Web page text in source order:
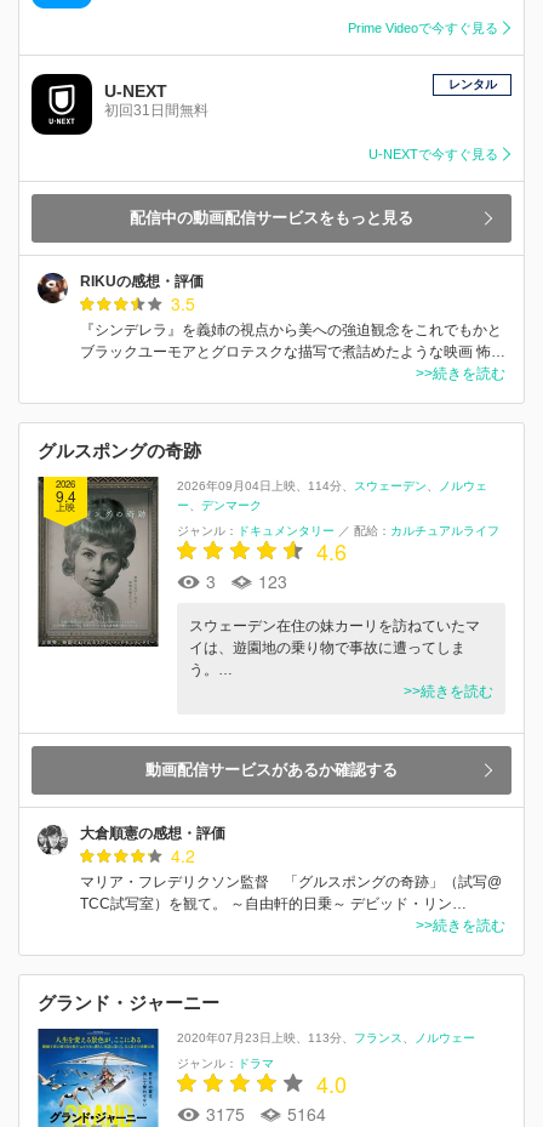
Prime Videoで今すぐ見る
U-NEXT
初回31日間無料
レンタル
U-NEXTで今すぐ見る
配信中の動画配信サービスをもっと見る
RIKUの感想・評価
3.5
『シンデレラ』を義姉の視点から美への強迫観念をこれでもかと
ブラックユーモアとグロテスクな描写で煮詰めたような映画 怖…
>>続きを読む
グルスポングの奇跡
2026
9.4
上映
2026年09月04日上映 114分 スウェーデン
ノルウェ
ー
デンマーク
ジャンル：
ドキュメンタリー ／ 配給： カルチュアルライフ
4.6
3 123
スウェーデン在住の妹カーリを訪ねていたマ
イは、遊園地の乗り物で事故に遭ってしま
う。…
>>続きを読む
動画配信サービスがあるか確認する
大倉順憲の感想・評価
4.2
マリア・フレデリクソン監督 「グルスポングの奇跡」（試写@
TCC試写室）を観て。 ～自由軒的日乗～ デビッド・リン…
>>続きを読む
グランド・ジャーニー
2020年07月23日上映 113分 フランス
ノルウェー
ジャンル：
ドラマ
4.0
3175 5164